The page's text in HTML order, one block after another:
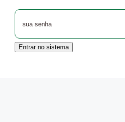
Entrar no sistema